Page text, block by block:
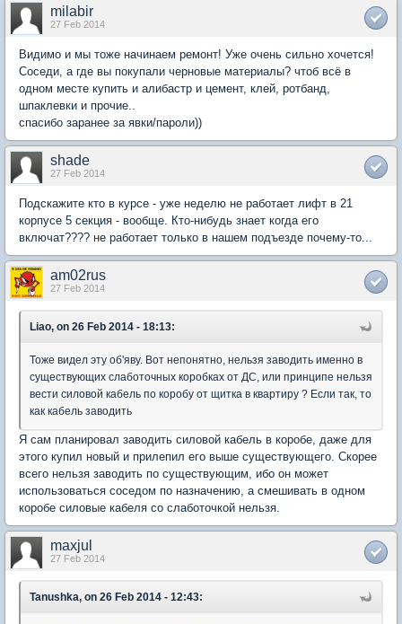
milabir
27 Feb 2014
Видимо и мы тоже начинаем ремонт! Уже очень сильно хочется!
Соседи, а где вы покупали черновые материалы? чтоб всё в
одном месте купить и алибастр и цемент, клей, ротбанд,
шпаклевки и прочие..
спасибо заранее за явки/пароли))
shade
27 Feb 2014
Подскажите кто в курсе - уже неделю не работает лифт в 21
корпусе 5 секция - вообще. Кто-нибудь знает когда его
включат???? не работает только в нашем подъезде почему-то...
am02rus
27 Feb 2014
Liao, on 26 Feb 2014 - 18:13:
Тоже видел эту об'яву. Вот непонятно, нельзя заводить именно в
существующих слаботочных коробках от ДС, или принципе нельзя
вести силовой кабель по коробу от щитка в квартиру ? Если так, то
как кабель заводить
Я сам планировал заводить силовой кабель в коробе, даже для
этого купил новый и прилепил его выше существующего. Скорее
всего нельзя заводить по существующим, ибо он может
использоваться соседом по назначению, а смешивать в одном
коробе силовые кабеля со слаботочкой нельзя.
maxjul
27 Feb 2014
Tanushka, on 26 Feb 2014 - 12:43: